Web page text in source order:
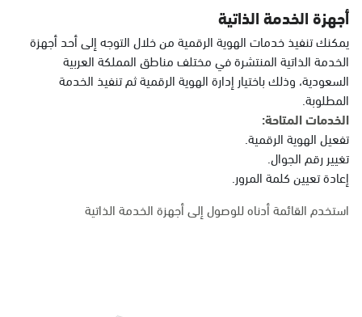
أجهزة الخدمة الذاتية
يمكنك تنفيذ خدمات الهوية الرقمية من خلال التوجه إلى أحد أجهزة
الخدمة الذاتية المنتشرة في مختلف مناطق المملكة العربية
السعودية، وذلك باختيار إدارة الهوية الرقمية ثم تنفيذ الخدمة
المطلوبة.
الخدمات المتاحة:
تفعيل الهوية الرقمية.
تغيير رقم الجوال.
إعادة تعيين كلمة المرور.
استخدم القائمة أدناه للوصول إلى أجهزة الخدمة الذاتية